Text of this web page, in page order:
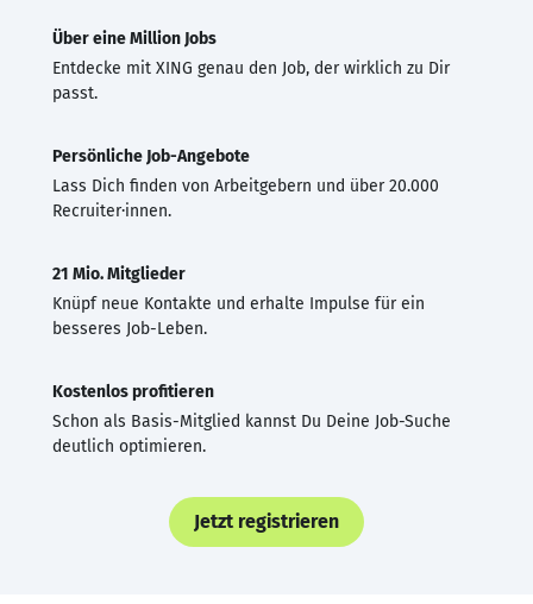
Über eine Million Jobs
Entdecke mit XING genau den Job, der wirklich zu Dir
passt.
Persönliche Job-Angebote
Lass Dich finden von Arbeitgebern und über 20.000
Recruiter·innen.
21 Mio. Mitglieder
Knüpf neue Kontakte und erhalte Impulse für ein
besseres Job-Leben.
Kostenlos profitieren
Schon als Basis-Mitglied kannst Du Deine Job-Suche
deutlich optimieren.
Jetzt registrieren